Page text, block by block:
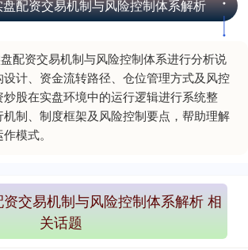
配资交易机制与风险控制体系解析
配资交易机制与风险控制体系进行分析说
计、资金流转路径、仓位管理方式及风控
股在实盘环境中的运行逻辑进行系统整
制、制度框架及风险控制要点，帮助理解
模式。
交易机制与风险控制体系解析 相
关话题